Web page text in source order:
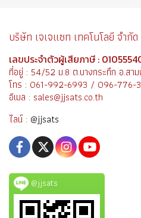
บริษัท เจเจแซท เทคโนโลยี จำกัด
เลขประจำตัวผู้เสียภาษี :
ที่อยู่ : 54/52 ม.8 ต.บางกระทึก อ.สา
โทร : 061-992-6993 / 096-776-
อีเมล : sales@jjsats.co.th
ไลน์ : @jjsats
@jjsats